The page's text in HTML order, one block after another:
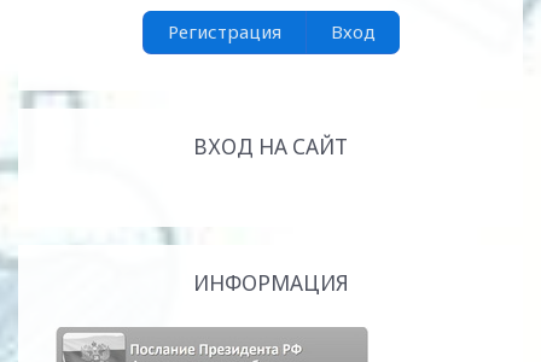
Регистрация Вход
ВХОД НА САЙТ
ИНФОРМАЦИЯ